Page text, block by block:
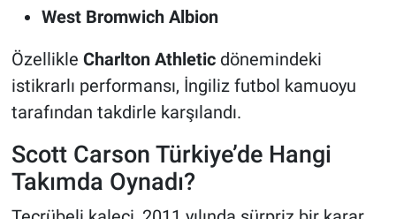
West Bromwich Albion
Özellikle Charlton Athleticdönemindeki
istikrarlı performansı, İngiliz futbol kamuoyu
tarafından takdirle karşılandı.
Scott Carson Türkiye’de Hangi
Takımda Oynadı?